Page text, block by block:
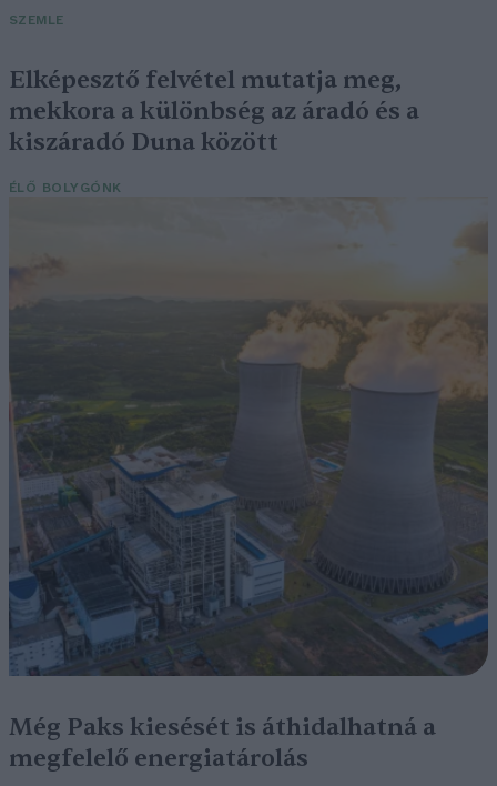
SZEMLE
Elképesztő felvétel mutatja meg,
mekkora a különbség az áradó és a
kiszáradó Duna között
ÉLŐ BOLYGÓNK
Még Paks kiesését is áthidalhatná a
megfelelő energiatárolás